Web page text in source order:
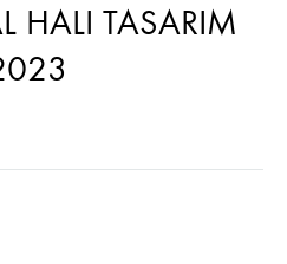
HALI TASARIM